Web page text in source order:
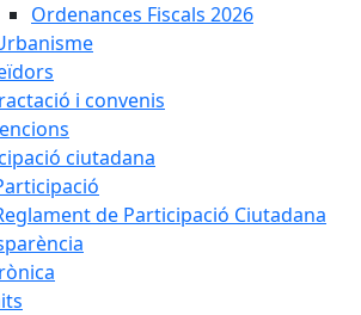
Ordenances Fiscals 2026
i convenis
ciutadana
de Participació Ciutadana